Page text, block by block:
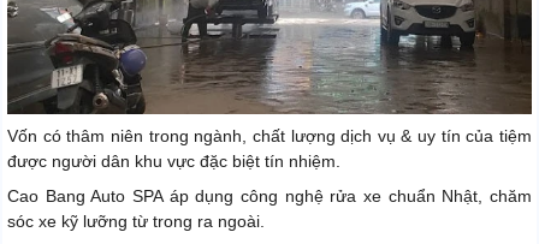
Vốn có thâm niên trong ngành, chất lượng dịch vụ & uy tín của tiệm
được người dân khu vực đặc biệt tín nhiệm.
Cao Bang Auto SPA áp dụng công nghệ rửa xe chuẩn Nhật, chăm
sóc xe kỹ lưỡng từ trong ra ngoài.